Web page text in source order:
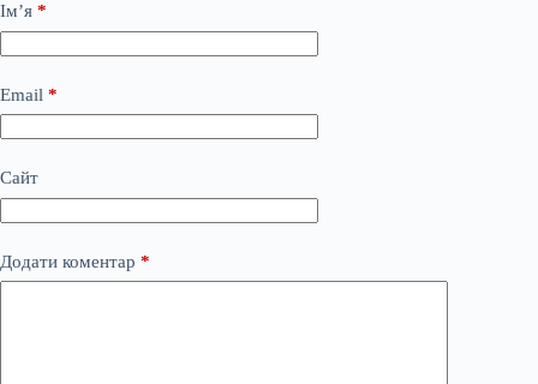
Ім’я *
Email *
Сайт
Додати коментар *